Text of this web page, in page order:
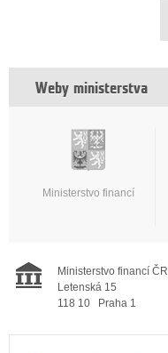
Weby ministerstva
Ministerstvo financí
Ministerstvo financí ČR
Letenská 15
118 10
Praha 1